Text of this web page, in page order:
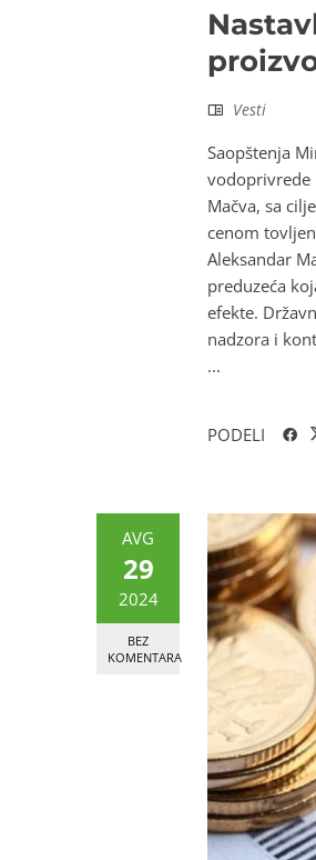
Vesti
Saopštenja
vodoprivrede
Mačva, sa
cenom
Aleksandar
preduzeća
efekte.
nadzora i
...
PODELI
AVG
29
2024
BEZ
KOMENTARA